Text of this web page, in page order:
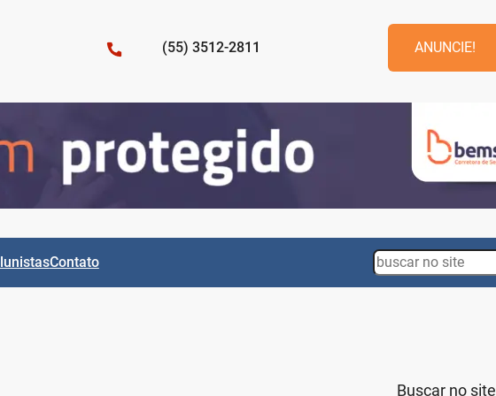
(55) 3512-2811 ANUNCIE!
Contato Search
Buscar no site